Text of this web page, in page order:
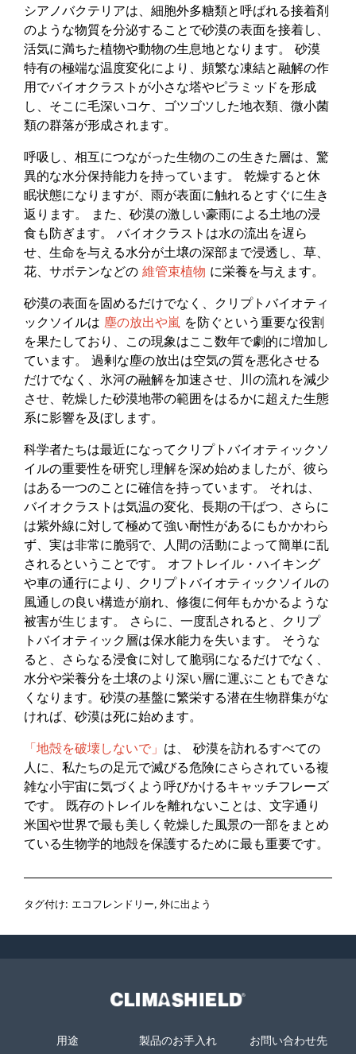
シアノバクテリアは、細胞外多糖類と呼ばれる接着剤
のような物質を分泌することで砂漠の表面を接着し、
活気に満ちた植物や動物の生息地となります。 砂漠
特有の極端な温度変化により、頻繁な凍結と融解の作
用でバイオクラストが小さな塔やピラミッドを形成
し、そこに毛深いコケ、ゴツゴツした地衣類、微小菌
類の群落が形成されます。
呼吸し、相互につながった生物のこの生きた層は、驚
異的な水分保持能力を持っています。 乾燥すると休
眠状態になりますが、雨が表面に触れるとすぐに生き
返ります。 また、砂漠の激しい豪雨による土地の浸
食も防ぎます。 バイオクラストは水の流出を遅ら
せ、生命を与える水分が土壌​​の深部まで浸透し、草、
花、サボテンなどの 維管束植物 に栄養を与えます。
砂漠の表面を固めるだけでなく、クリプトバイオティ
ックソイルは 塵の放出や嵐 を防ぐという重要な役割
を果たしており、この現象はここ数年で劇的に増加し
ています。 過剰な塵の放出は空気の質を悪化させる
だけでなく、氷河の融解を加速させ、川の流れを減少
させ、乾燥した砂漠地帯の範囲をはるかに超えた生態
系に影響を及ぼします。
科学者たちは最近になってクリプトバイオティックソ
イルの重要性を研究し理解を深め始めましたが、彼ら
はある一つのことに確信を持っています。 それは、
バイオクラストは気温の変化、長期の干ばつ、さらに
は紫外線に対して極めて強い耐性があるにもかかわら
ず、実は非常に脆弱で、人間の活動によって簡単に乱
されるということです。 オフトレイル・ハイキング
や車の通行により、クリプトバイオティックソイルの
風通しの良い構造が崩れ、修復に何年もかかるような
被害が生じます。 さらに、一度乱されると、クリプ
トバイオティック層は保水能力を失います。 そうな
ると、さらなる浸食に対して脆弱になるだけでなく、
水分や栄養分を土壌のより深い層に運ぶこともできな
くなります。砂漠の基盤に繁栄する潜在生物群集がな
ければ、砂漠は死に始めます。
「地殻を破壊しないで」 は、 砂漠を訪れるすべての
人に、私たちの足元で滅びる危険にさらされている複
雑な小宇宙に気づくよう呼びかけるキャッチフレーズ
です。 既存のトレイルを離れないことは、文字通り
米国や世界で最も美しく乾燥した風景の一部をまとめ
ている生物学的地殻を保護するために最も重要です。
タグ付け: エコフレンドリー, 外に出よう
Climashield®
用途 製品のお手入れ お問い合わせ先